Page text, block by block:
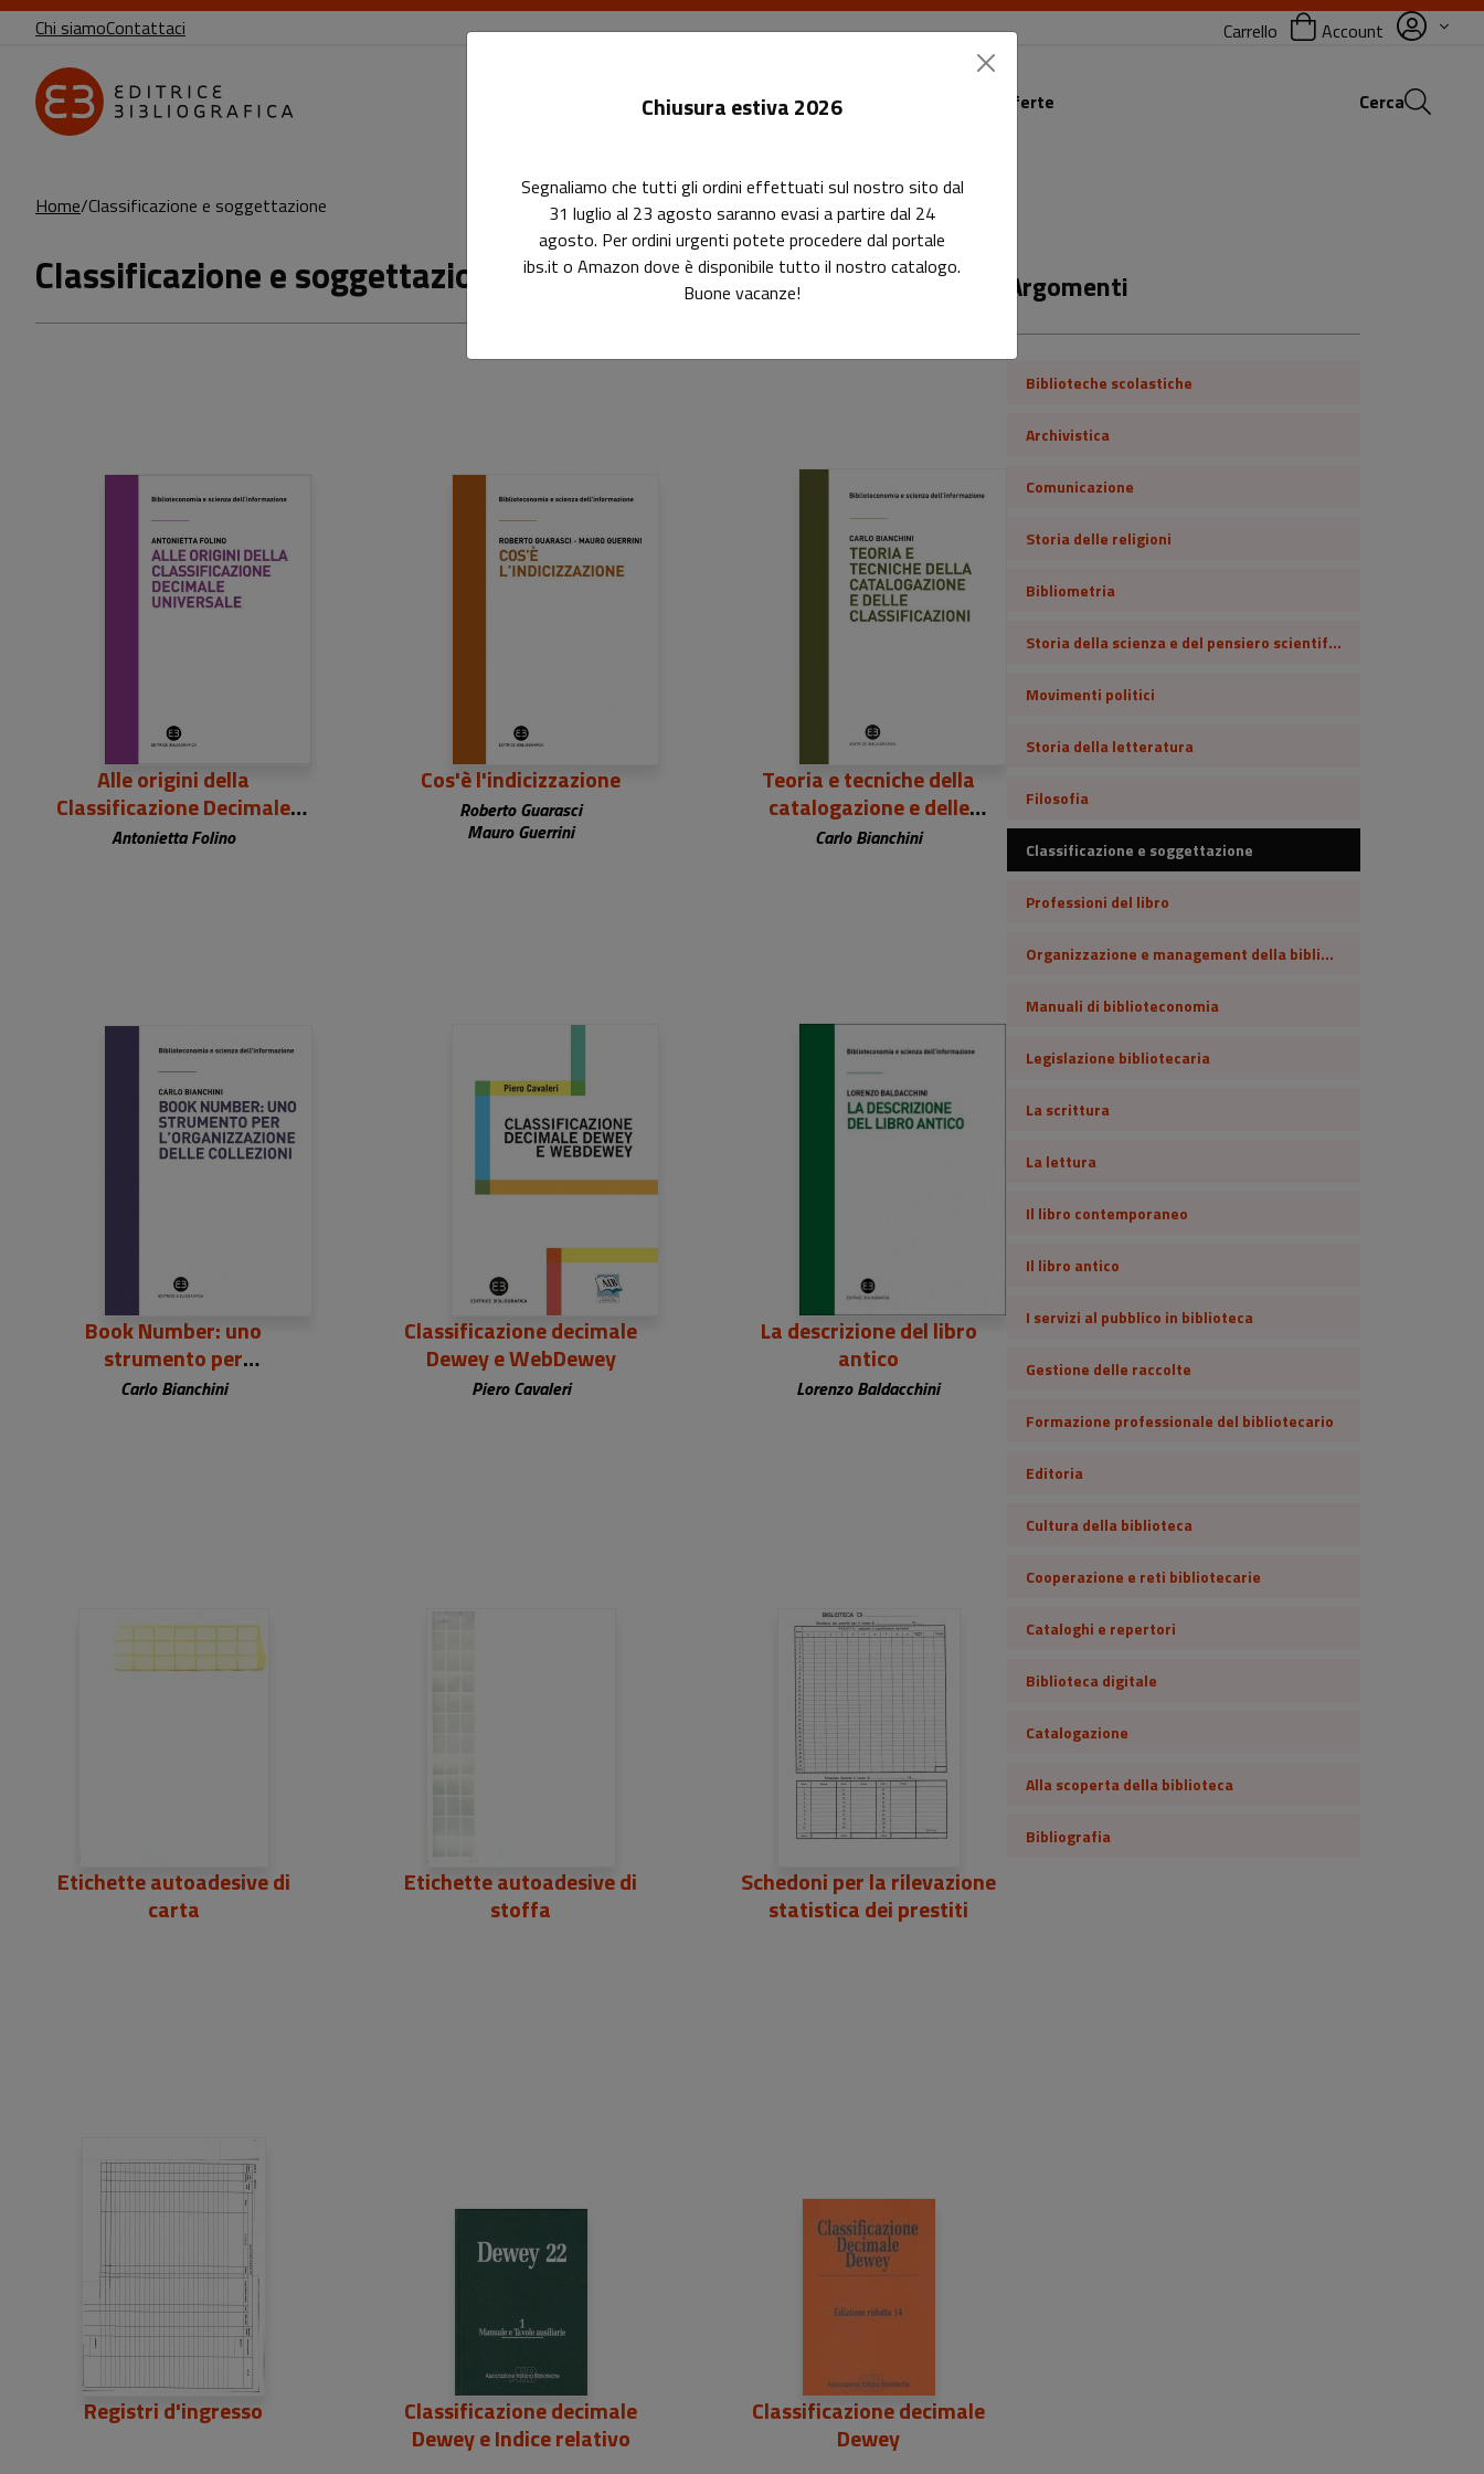
Chi siamoContattaci Carrello Account
Le riviste I corsi Le offerte Cerca
Home Classificazione e soggettazione
Classificazione e soggettazione
Prodotti della categoria: Classificazione e soggettazione
27,00 €
Alle origini della
Classificazione Decimale
Universale
Antonietta Folino
20,00 €
Cos'è l'indicizzazione
Roberto Guarasci
Mauro Guerrini
30,00 €
Teoria e tecniche della
catalogazione e delle
classificazioni
Carlo Bianchini
18,00 €
Book Number: uno
strumento per
l'organizzazione delle
Carlo Bianchini
35,00 €
Classificazione decimale
Dewey e WebDewey
Piero Cavaleri
27,00 €
La descrizione del libro
antico
Lorenzo Baldacchini
Etichette autoadesive di
carta
Etichette autoadesive di
stoffa
Schedoni per la rilevazione
statistica dei prestiti
Registri d'ingresso
Classificazione decimale
Dewey e Indice relativo
Classificazione decimale
Dewey
Argomenti
Biblioteche scolastiche
Archivistica
Comunicazione
Storia delle religioni
Bibliometria
Storia della scienza e del pensiero scientifico
Movimenti politici
Storia della letteratura
Filosofia
Classificazione e soggettazione
Professioni del libro
Organizzazione e management della biblioteca
Manuali di biblioteconomia
Legislazione bibliotecaria
La scrittura
La lettura
Il libro contemporaneo
Il libro antico
I servizi al pubblico in biblioteca
Gestione delle raccolte
Formazione professionale del bibliotecario
Editoria
Cultura della biblioteca
Cooperazione e reti bibliotecarie
Cataloghi e repertori
Biblioteca digitale
Catalogazione
Alla scoperta della biblioteca
Bibliografia
Chiusura estiva 2026
Segnaliamo che tutti gli ordini effettuati sul nostro sito dal
31 luglio al 23 agosto saranno evasi a partire dal 24
agosto. Per ordini urgenti potete procedere dal portale
ibs.it o Amazon dove è disponibile tutto il nostro catalogo.
Buone vacanze!